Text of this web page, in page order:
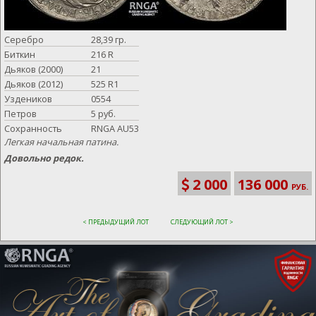
Серебро
28,39 гр.
Биткин
216 R
Дьяков (2000)
21
Дьяков (2012)
525 R1
Уздеников
0554
Петров
5 руб.
Сохранность
RNGA AU53
Легкая начальная патина.
Довольно редок.
2 000 136 000 РУБ.
< ПРЕДЫДУЩИЙ ЛОТ СЛЕДУЮЩИЙ ЛОТ >